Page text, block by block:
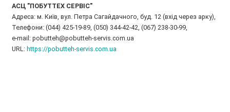
АСЦ "ПОБУТТЕХ СЕРВІС"
Адреса: м. Київ, вул. Петра Сагайдачного, буд. 12 (вхід через арку),
Телефони: (044) 425-19-89, (050) 344-42-42, (067) 238-30-99,
e-mail: pobutteh@pobutteh-servis.com.ua
URL: https://pobutteh-servis.com.ua